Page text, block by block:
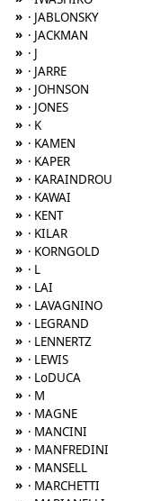
» · JABLONSKY
» · JACKMAN
» · J
» · JARRE
» · JOHNSON
» · JONES
» · K
» · KAMEN
» · KAPER
» · KARAINDROU
» · KAWAI
» · KENT
» · KILAR
» · KORNGOLD
» · L
» · LAI
» · LAVAGNINO
» · LEGRAND
» · LENNERTZ
» · LEWIS
» · LoDUCA
» · M
» · MAGNE
» · MANCINI
» · MANFREDINI
» · MANSELL
» · MARCHETTI